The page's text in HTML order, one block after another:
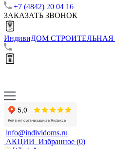
+7 (4842) 20 04 16
ЗАКАЗАТЬ ЗВОНОК
ИндивиДОМ
info@individoms.ru
АКЦИИ Избранное (0)